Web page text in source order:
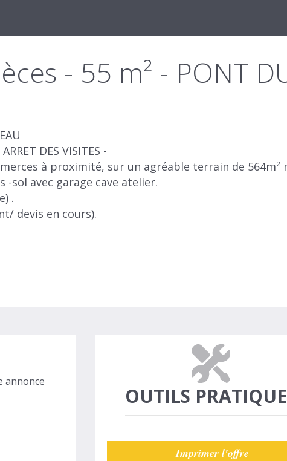
- 55 m² - PONT
DES VISITES -
à proximité, sur un agréable terrain de
-sol avec garage cave atelier.
.
devis en cours).
annonce
OUTILS
Imprimer l'offre